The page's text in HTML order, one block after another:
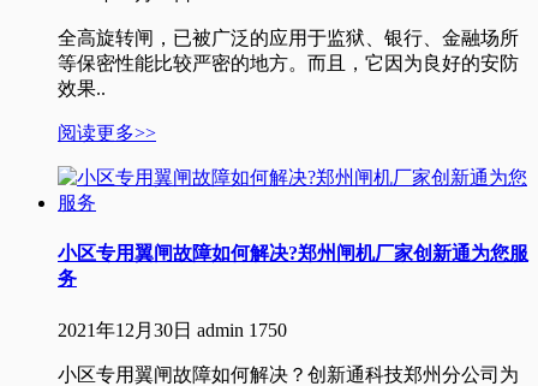
全高旋转闸，已被广泛的应用于监狱、银行、金融场所
等保密性能比较严密的地方。而且，它因为良好的安防
效果..
阅读更多>>
小区专用翼闸故障如何解决?郑州闸机厂家创新通为您服
务
2021年12月30日 admin 1750
小区专用翼闸故障如何解决？创新通科技郑州分公司为